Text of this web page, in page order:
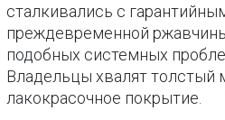
сталкивались с
преждевременной
подобных системных
Владельцы хвалят толстый
лакокрасочное покрытие.